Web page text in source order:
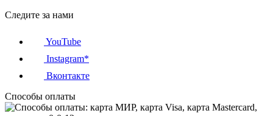
Следите за нами
YouTube
Instagram*
Вконтакте
Способы оплаты